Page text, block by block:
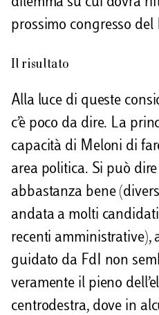
prossimo congresso del
Il risultato
Alla luce di queste
c’è poco da dire. La
capacità di Meloni di
area politica. Si può
abbastanza bene
andata a molti
recenti amministrative),
guidato da FdI non
veramente il pieno
centrodestra, dove in